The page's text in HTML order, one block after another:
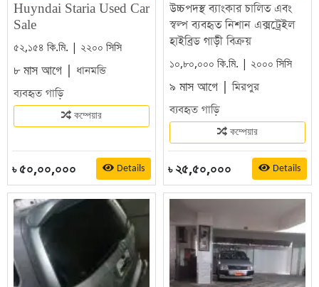
Huyndai Staria Used Car
Sale
৫২,১৫৪ কি.মি. | ২২০০ সিসি
৮ মাস আগে | ধানমন্ডি
ব্যবহৃত গাড়ি
কম্পেয়ার
৳ ৫০,০০,০০০ Details
উচ্চপদস্থ ব্যাংকার চালিত এবং
স্বল্প ব্যবহৃত নিশান এক্সট্রেইল
হাইব্রিড গাড়ী বিক্রয়
১০,৮০,০০০ কি.মি. | ২০০০ সিসি
৯ মাস আগে |মিরপুর
ব্যবহৃত গাড়ি
কম্পেয়ার
৳ ২৫,৫০,০০০ Details